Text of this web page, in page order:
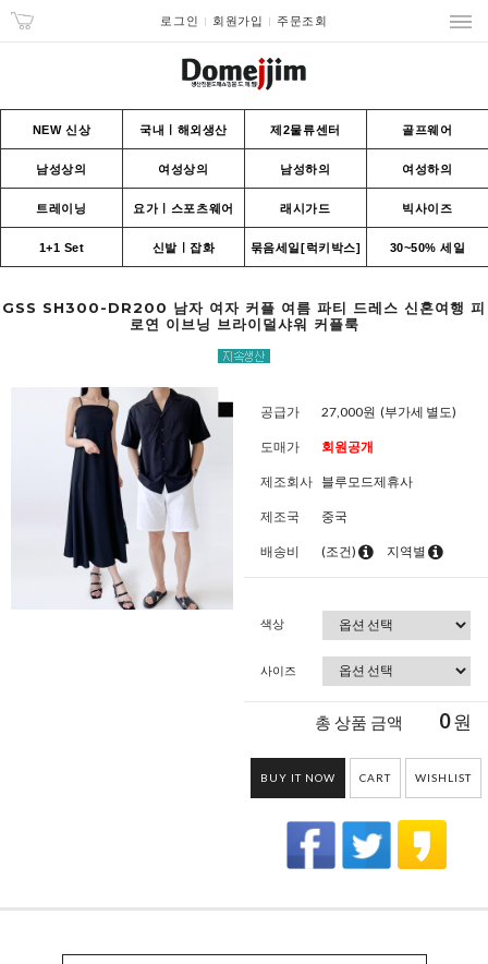
로그인 회원가입 주문조회
NEW 신상 국내ㅣ해외생산 제2물류센터 골프웨어
남성상의 여성상의 남성하의 여성하의
트레이닝 요가ㅣ스포츠웨어 래시가드 빅사이즈
1+1 Set 신발ㅣ잡화 묶음세일[럭키박스] 30~50% 세일
GSS SH300-DR200 남자 여자 커플 여름 파티 드레스 신혼여행 피
로연 이브닝 브라이덜샤워 커플룩
공급가 27,000원 (부가세 별도)
도매가 회원공개
제조회사 블루모드제휴사
제조국 중국
배송비 (조건) 지역별
색상
사이즈
총 상품 금액 0원
BUY IT NOW CART WISHLIST